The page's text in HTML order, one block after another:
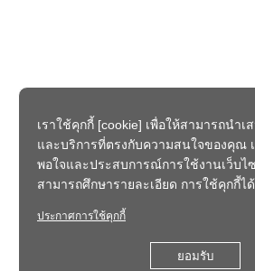
เราใช้คุกกี้ [cookie] เพื่อให้สามารถนำเ
และบริการที่ตรงกับความสนใจของคุณ
พอใจและประสบการณ์การใช้งานเว็บ
สามารถศึกษารายละเอียด การใช้คุกกี้ไ
ประกาศการใช้คุกกี้
ยอมรับ